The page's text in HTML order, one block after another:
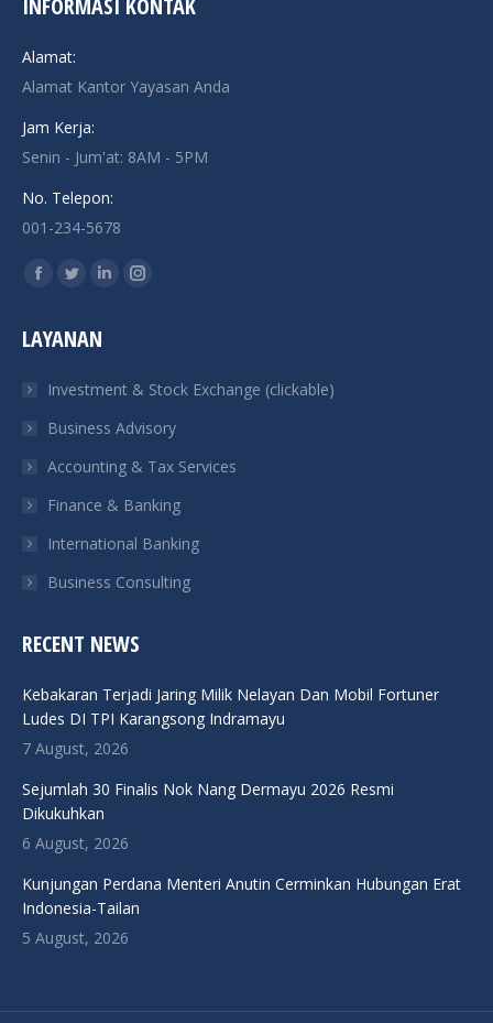
INFORMASI KONTAK
Alamat:
Alamat Kantor Yayasan Anda
Jam Kerja:
Senin - Jum'at: 8AM - 5PM
No. Telepon:
001-234-5678
Find us on:
Facebook
opens
new
window
Twitter
opens
new
window
Linkedin
new
window
Instagram
new
window
LAYANAN
Investment & Stock Exchange (clickable)
Business Advisory
Accounting & Tax Services
Finance & Banking
International Banking
Business Consulting
RECENT NEWS
Kebakaran Terjadi Jaring Milik Nelayan Dan Mobil Fortuner
Ludes DI TPI Karangsong Indramayu
7 August, 2026
Sejumlah 30 Finalis Nok Nang Dermayu 2026 Resmi
Dikukuhkan
6 August, 2026
Kunjungan Perdana Menteri Anutin Cerminkan Hubungan Erat
Indonesia-Tailan
5 August, 2026